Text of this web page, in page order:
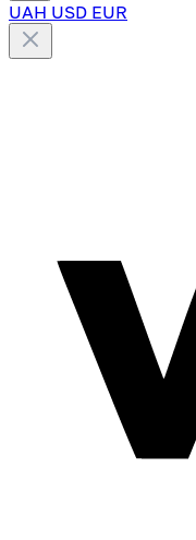
UAH USD EUR